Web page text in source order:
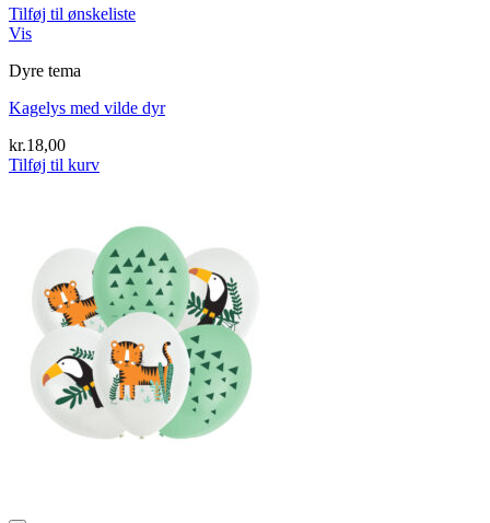
Tilføj til ønskeliste
Vis
Dyre tema
Kagelys med vilde dyr
kr.18,00
Tilføj til kurv